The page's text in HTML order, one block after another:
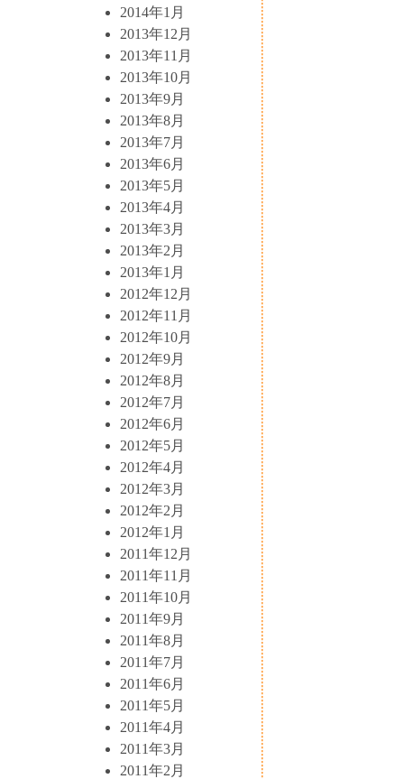
2014年1月
2013年12月
2013年11月
2013年10月
2013年9月
2013年8月
2013年7月
2013年6月
2013年5月
2013年4月
2013年3月
2013年2月
2013年1月
2012年12月
2012年11月
2012年10月
2012年9月
2012年8月
2012年7月
2012年6月
2012年5月
2012年4月
2012年3月
2012年2月
2012年1月
2011年12月
2011年11月
2011年10月
2011年9月
2011年8月
2011年7月
2011年6月
2011年5月
2011年4月
2011年3月
2011年2月